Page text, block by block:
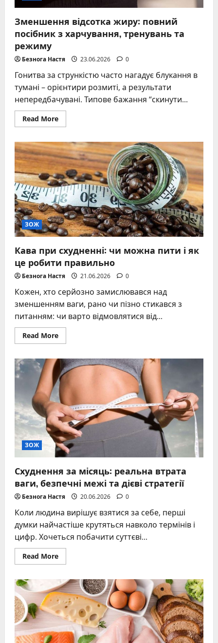
Зменшення відсотка жиру: повний
посібник з харчування, тренувань та
режиму
Безнога Настя 23.06.2026 0
Гонитва за стрункістю часто нагадує блукання в
тумані – орієнтири розмиті, а результати
непередбачувані. Типове бажання “скинути...
Read MoreRead
more
відсотка
жиру:
повний
посібник
з
харчування,
тренувань
та
режиму
ЗОЖ
Кава при схудненні: чи можна пити і як
це робити правильно
Безнога Настя 21.06.2026 0
Кожен, хто серйозно замислювався над
зменшенням ваги, рано чи пізно стикався з
питанням: чи варто відмовлятися від...
Read MoreRead
more
при
схудненні:
чи
можна
пити
і
як
це
робити
правильно
ЗОЖ
Схуднення за місяць: реальна втрата
ваги, безпечні межі та дієві стратегії
Безнога Настя 20.06.2026 0
Коли людина вирішує взятися за себе, перші
думки найчастіше крутяться навколо термінів і
цифр. Хочеться побачити суттєві...
Read MoreRead
more
за
місяць:
реальна
втрата
ваги,
безпечні
межі
та
дієві